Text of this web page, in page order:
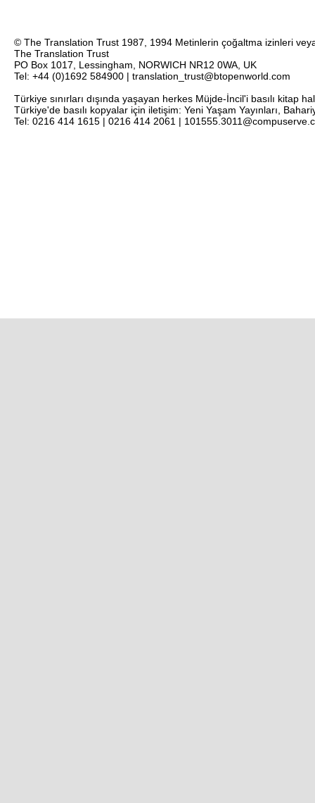
© The Translation Trust 1987, 1994 Metinlerin çoğaltma izinleri
The Translation Trust
PO Box 1017, Lessingham, NORWICH NR12 0WA, UK
Tel: +44 (0)1692 584900 | translation_trust@btopenworld.com
Türkiye sınırları dışında yaşayan herkes Müjde-İncil'i basılı
Türkiye'de basılı kopyalar için iletişim: Yeni Yaşam Yayınları,
Tel: 0216 414 1615 | 0216 414 2061 |